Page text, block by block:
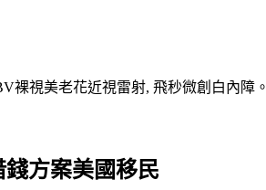
裸視美老花近視雷射, 飛秒微創白內障。
方案美國移民